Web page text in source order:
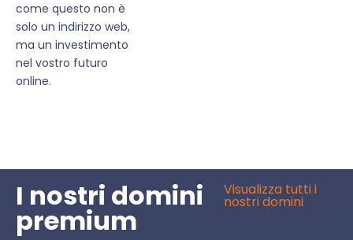
come questo non è
solo un indirizzo web,
ma un investimento
nel vostro futuro
online.
I nostri domini
premium
Visualizza tutti i
nostri domini